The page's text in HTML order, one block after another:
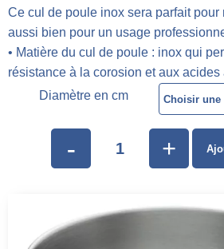
Ce cul de poule inox sera parfait
aussi bien pour un usage
• Matière du cul de poule : inox qui
résistance à la corosion et aux acides
Diamètre en cm
- +